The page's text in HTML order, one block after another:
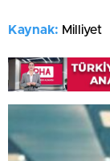
Kaynak: Milliyet